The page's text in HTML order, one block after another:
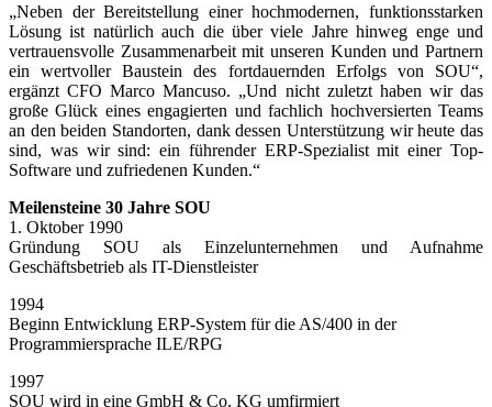
„Neben der Bereitstellung einer hochmodernen, funktionsstarken
Lösung ist natürlich auch die über viele Jahre hinweg enge und
vertrauensvolle Zusammenarbeit mit unseren Kunden und Partnern
ein wertvoller Baustein des fortdauernden Erfolgs von SOU“,
ergänzt CFO Marco Mancuso. „Und nicht zuletzt haben wir das
große Glück eines engagierten und fachlich hochversierten Teams
an den beiden Standorten, dank dessen Unterstützung wir heute das
sind, was wir sind: ein führender ERP-Spezialist mit einer Top-
Software und zufriedenen Kunden.“
Meilensteine 30 Jahre SOU
1. Oktober 1990
Gründung SOU als Einzelunternehmen und Aufnahme
Geschäftsbetrieb als IT-Dienstleister
1994
Beginn Entwicklung ERP-System für die AS/400 in der
Programmiersprache ILE/RPG
1997
SOU wird in eine GmbH & Co. KG umfirmiert